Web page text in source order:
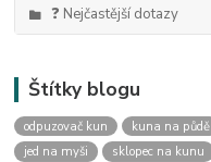
❓ Nejčastější dotazy
Štítky blogu
odpuzovač kun kuna na půdě
jed na myši
sklopec na kunu